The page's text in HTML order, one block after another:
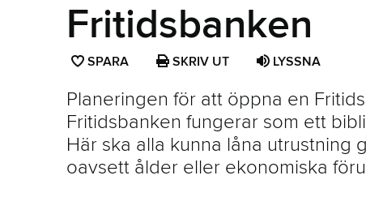
Fritidsbanken
SPARA SPARA
SOM
FAVORIT
SKRIV UT LYSSNA
Planeringen för att öppna en
Fritidsbanken fungerar som ett
Här ska alla kunna låna utrustning
oavsett ålder eller ekonomiska